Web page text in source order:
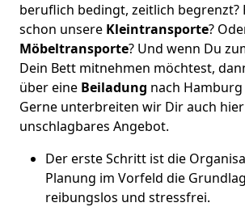
beruflich bedingt, zeitlich begrenzt?
schon unsere Kleintransporte?
Möbeltransporte? Und wenn Du
Dein Bett mitnehmen möchtest,
über eine Beiladung nach
Gerne unterbreiten wir Dir auch
unschlagbares Angebot.
Der erste Schritt ist die
Planung im Vorfeld die
reibungslos und stressfrei.